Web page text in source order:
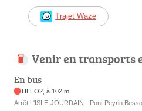
Trajet Waze
Venir en transports
En bus
TILEO2, à 102 m
Arrêt L'ISLE-JOURDAIN - Pont Peyrin